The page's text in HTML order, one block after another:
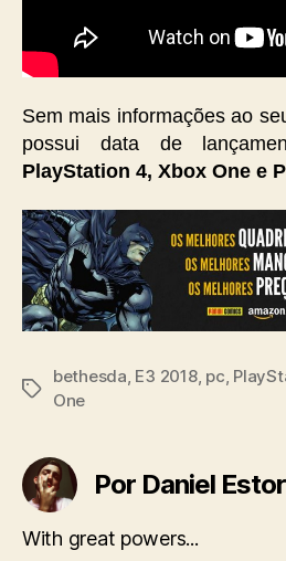
Sem mais informações ao
possui data de
PlayStation 4, Xbox One e
Tags
bethesda, E3 2018, pc,
One
Por Daniel
With great powers...